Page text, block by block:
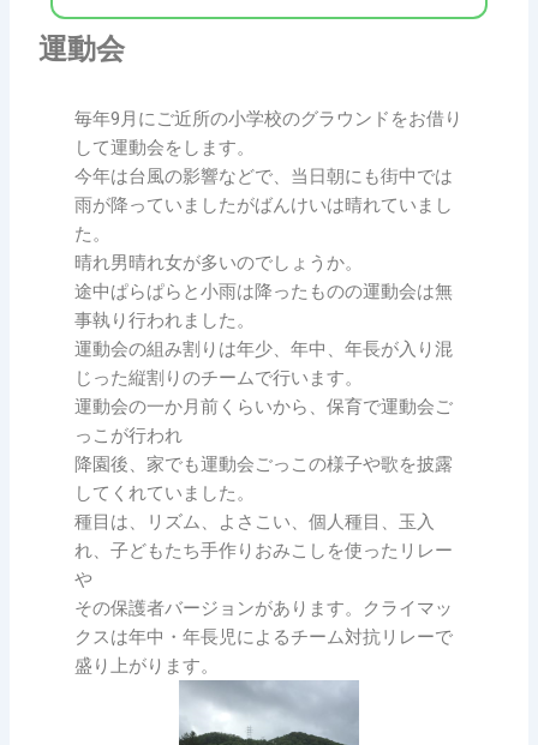
運動会
毎年9月にご近所の小学校のグラウンドをお借り
して運動会をします。
今年は台風の影響などで、当日朝にも街中では
雨が降っていましたがばんけいは晴れていまし
た。
晴れ男晴れ女が多いのでしょうか。
途中ぱらぱらと小雨は降ったものの運動会は無
事執り行われました。
運動会の組み割りは年少、年中、年長が入り混
じった縦割りのチームで行います。
運動会の一か月前くらいから、保育で運動会ご
っこが行われ
降園後、家でも運動会ごっこの様子や歌を披露
してくれていました。
種目は、リズム、よさこい、個人種目、玉入
れ、子どもたち手作りおみこしを使ったリレー
や
その保護者バージョンがあります。クライマッ
クスは年中・年長児によるチーム対抗リレーで
盛り上がります。